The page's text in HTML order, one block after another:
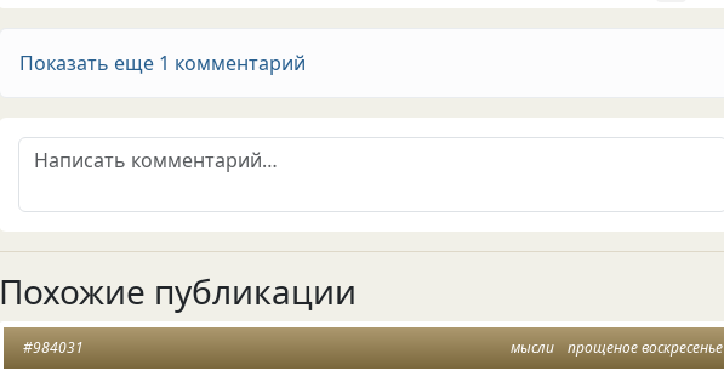
Показать еще 1 комментарий
Похожие публикации
мысли прощеное воскресенье
#984031